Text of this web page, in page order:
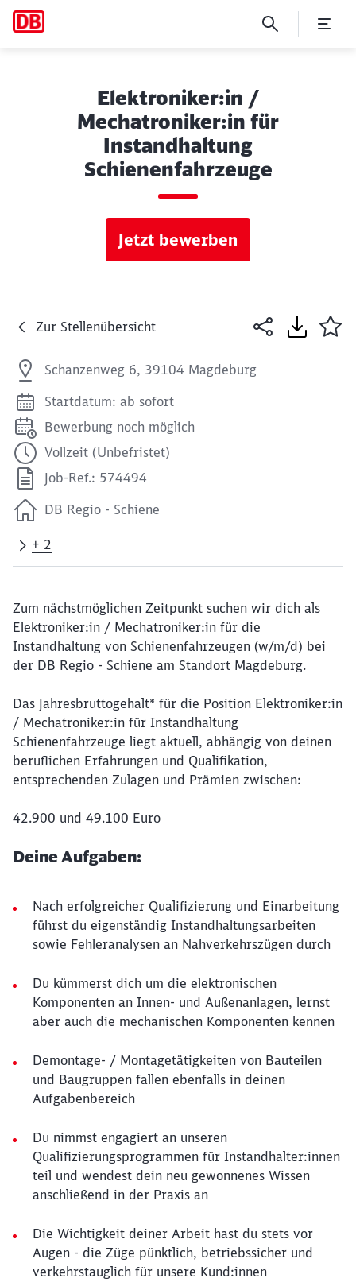
Elektroniker:in /
Mechatroniker:in für
Instandhaltung
Schienenfahrzeuge
Jetzt bewerben
Zur Stellenübersicht
Schanzenweg 6, 39104 Magdeburg
Startdatum: ab sofort
Bewerbung noch möglich
Vollzeit (Unbefristet)
Job-Ref.: 574494
DB Regio - Schiene
+ 2
Zum nächstmöglichen Zeitpunkt suchen wir dich als
Elektroniker:in / Mechatroniker:in für die
Instandhaltung von Schienenfahrzeugen (w/m/d) bei
der DB Regio - Schiene am Standort Magdeburg.
Das Jahresbruttogehalt* für die Position Elektroniker:in
/ Mechatroniker:in für Instandhaltung
Schienenfahrzeuge liegt aktuell, abhängig von deinen
beruflichen Erfahrungen und Qualifikation,
entsprechenden Zulagen und Prämien zwischen:
42.900 und 49.100 Euro
Deine Aufgaben:
Nach erfolgreicher Qualifizierung und Einarbeitung
führst du eigenständig Instandhaltungsarbeiten
sowie Fehleranalysen an Nahverkehrszügen durch
Du kümmerst dich um die elektronischen
Komponenten an Innen- und Außenanlagen, lernst
aber auch die mechanischen Komponenten kennen
Demontage- / Montagetätigkeiten von Bauteilen
und Baugruppen fallen ebenfalls in deinen
Aufgabenbereich
Du nimmst engagiert an unseren
Qualifizierungsprogrammen für Instandhalter:innen
teil und wendest dein neu gewonnenes Wissen
anschließend in der Praxis an
Die Wichtigkeit deiner Arbeit hast du stets vor
Augen - die Züge pünktlich, betriebssicher und
verkehrstauglich für unsere Kund:innen